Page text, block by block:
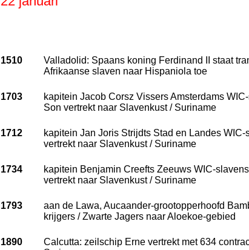
1510
Valladolid: Spaans koning Ferdinand II staat
Afrikaanse slaven naar Hispaniola toe
1703
kapitein Jacob Corsz Vissers Amsterdams
Son vertrekt naar Slavenkust / Suriname
1712
kapitein Jan Joris Strijdts Stad en Landes WIC-
vertrekt naar Slavenkust / Suriname
1734
kapitein Benjamin Creefts Zeeuws WIC-
vertrekt naar Slavenkust / Suriname
1793
aan de Lawa, Aucaander-grootopperhoofd
krijgers / Zwarte Jagers naar Aloekoe-gebied
1890
Calcutta: zeilschip Erne vertrekt met 634